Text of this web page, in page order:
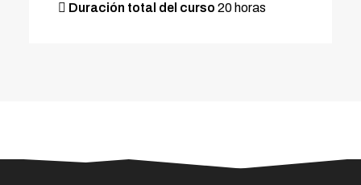
Duración total del curso 20 horas